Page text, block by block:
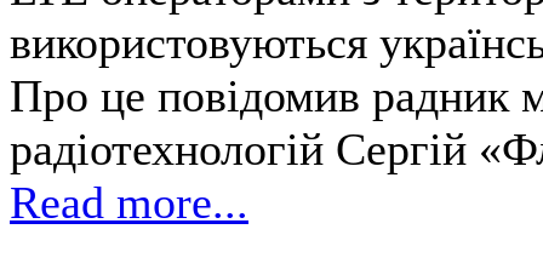
використовуються
Про це повідомив радник
радіотехнологій Сергій
Read more...